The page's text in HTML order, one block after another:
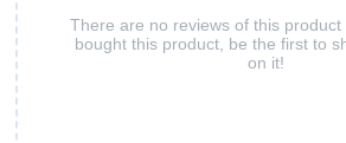
There are no reviews of this product
bought this product, be the first to
on it!